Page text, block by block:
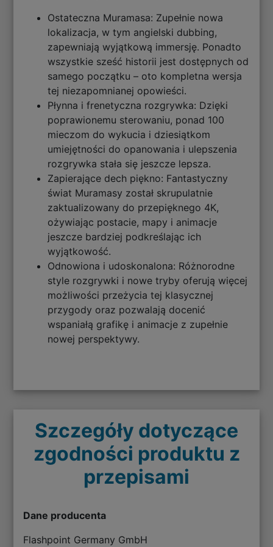
Ostateczna Muramasa: Zupełnie nowa
lokalizacja, w tym angielski dubbing,
zapewniają wyjątkową immersję. Ponadto
wszystkie sześć historii jest dostępnych od
samego początku – oto kompletna wersja
tej niezapomnianej opowieści.
Płynna i frenetyczna rozgrywka: Dzięki
poprawionemu sterowaniu, ponad 100
mieczom do wykucia i dziesiątkom
umiejętności do opanowania i ulepszenia
rozgrywka stała się jeszcze lepsza.
Zapierające dech piękno: Fantastyczny
świat Muramasy został skrupulatnie
zaktualizowany do przepięknego 4K,
ożywiając postacie, mapy i animacje
jeszcze bardziej podkreślając ich
wyjątkowość.
Odnowiona i udoskonalona: Różnorodne
style rozgrywki i nowe tryby oferują więcej
możliwości przeżycia tej klasycznej
przygody oraz pozwalają docenić
wspaniałą grafikę i animacje z zupełnie
nowej perspektywy.
Szczegóły dotyczące
zgodności produktu z
przepisami
Dane producenta
Flashpoint Germany GmbH